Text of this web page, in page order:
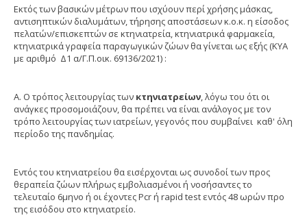
Εκτός των βασικών μέτρων που ισχύουν περί χρήσης μάσκας,
αντισηπτικών διαλυμάτων, τήρησης αποστάσεων κ.ο.κ. η είσοδος
πελατών/επισκεπτών σε κτηνιατρεία, κτηνιατρικά φαρμακεία,
κτηνιατρικά γραφεία παραγωγικών ζώων θα γίνεται ως εξής (ΚΥΑ
με αριθμό Δ1 α/Γ.Π.οικ. 69136/2021) :
Α. Ο τρόπος λειτουργίας των κτηνιατρείων, λόγω του ότι οι
ανάγκες προσομοιάζουν, θα πρέπει να είναι ανάλογος με τον
τρόπο λειτουργίας των ιατρείων, γεγονός που συμβαίνει καθ' όλη
περίοδο της πανδημίας.
Εντός του κτηνιατρείου θα εισέρχονται ως συνοδοί των προς
θεραπεία ζώων πλήρως εμβολιασμένοι ή νοσήσαντες το
τελευταίο 6μηνο ή οι έχοντες Pcr ή rapid test εντός 48 ωρών προ
της εισόδου στο κτηνιατρείο.